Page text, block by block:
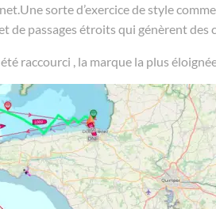
sorte d’exercice de style
de passages étroits qui génèrent
raccourci , la marque la plus